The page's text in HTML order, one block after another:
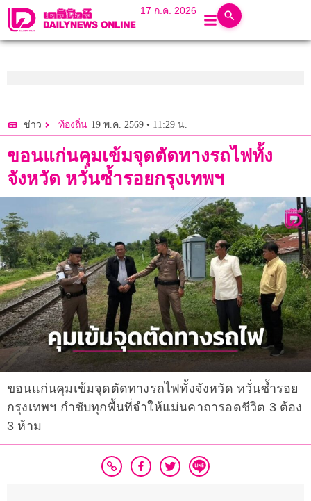
17 ก.ค. 2026
ข่าว ท้องถิ่น 19 พ.ค. 2569 • 11:29 น.
ขอนแก่นคุมเข้มจุดตัดทางรถไฟทั้ง
จังหวัด หวั่นซ้ำรอยกรุงเทพฯ
ขอนแก่นคุมเข้มจุดตัดทางรถไฟทั้งจังหวัด หวั่นซ้ำรอย
กรุงเทพฯ กำชับทุกพื้นที่จำให้แม่นคาถารอดชีวิต 3 ต้อง
3 ห้าม